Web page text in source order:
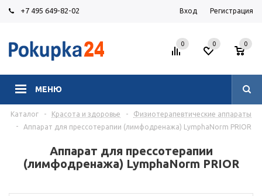
+7 495 649-82-02 Вход Регистрация
МЕНЮ
0 0
0
Каталог - Красота и здоровье -
Физиотерапевтические аппараты
-
Аппарат для прессотерапии (лимфодренажа) LymphaNorm PRIOR
Аппарат для прессотерапии
(лимфодренажа) LymphaNorm PRIOR